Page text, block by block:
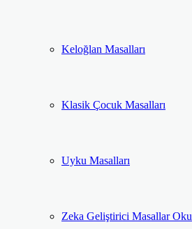
Keloğlan Masalları
Klasik Çocuk Masalları
Uyku Masalları
Zeka Geliştirici Masallar Oku